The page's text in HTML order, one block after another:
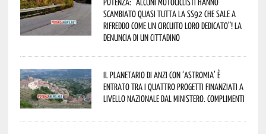
scambiato quasi tutta la SS92 che sale a
Rifreddo come un circuito loro dedicato”! La
denuncia di un cittadino
Il Planetario di Anzi con ‘Astromia’ è
entrato tra i quattro progetti finanziati a
livello nazionale dal Ministero. Complimenti